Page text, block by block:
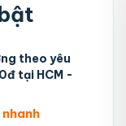
theo yêu
tại HCM -
nhanh